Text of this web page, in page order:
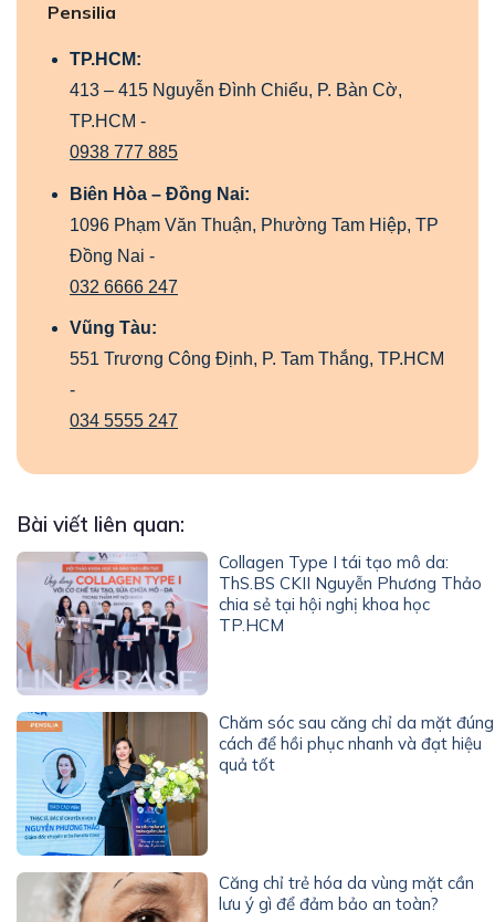
Pensilia
TP.HCM:
413 – 415 Nguyễn Đình Chiểu, P. Bàn Cờ,
TP.HCM -
0938 777 885
Biên Hòa – Đồng Nai:
1096 Phạm Văn Thuận, Phường Tam Hiệp, TP
Đồng Nai -
032 6666 247
Vũng Tàu:
551 Trương Công Định, P. Tam Thắng, TP.HCM
-
034 5555 247
Bài viết liên quan:
Collagen Type I tái tạo mô da:
ThS.BS CKII Nguyễn Phương Thảo
chia sẻ tại hội nghị khoa học
TP.HCM
Chăm sóc sau căng chỉ da mặt đúng
cách để hồi phục nhanh và đạt hiệu
quả tốt
Căng chỉ trẻ hóa da vùng mặt cần
lưu ý gì để đảm bảo an toàn?